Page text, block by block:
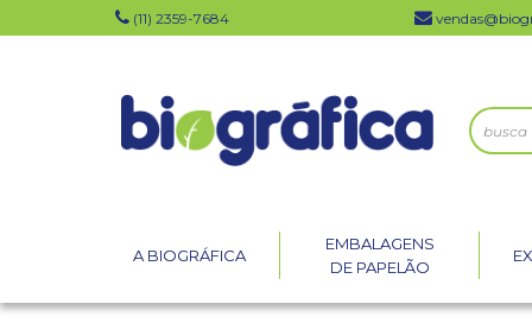
(11) 2359-7684
A BIOGRÁFICA
EMBALAGENS
DE PAPELÃO